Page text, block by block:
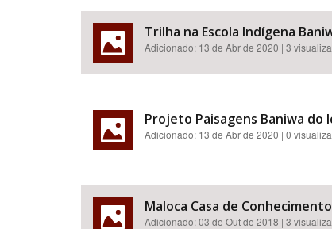
Trilha na Escola Indígena
Adicionado: 13 de Abr de 2020 | 3
Projeto Paisagens Baniwa do
Adicionado: 13 de Abr de 2020 | 0
Maloca Casa de
Adicionado:03 de Out de 2018 | 3